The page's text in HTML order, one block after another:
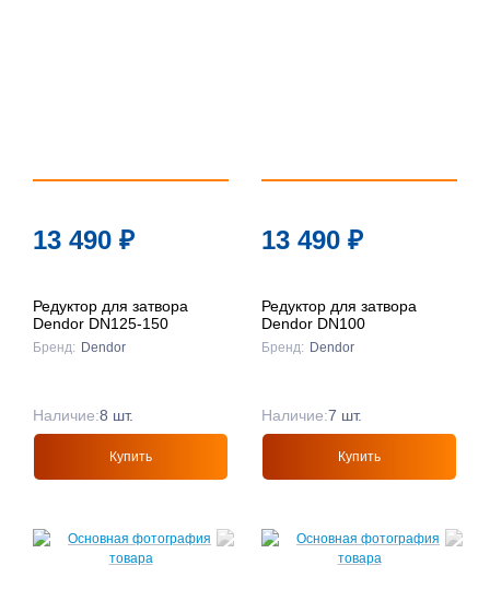
13 490 ₽
Редуктор для затвора
Dendor DN125-150
Бренд: Dendor
Наличие:8 шт.
Купить
13 490 ₽
Редуктор для затвора
Dendor DN100
Бренд: Dendor
Наличие:7 шт.
Купить